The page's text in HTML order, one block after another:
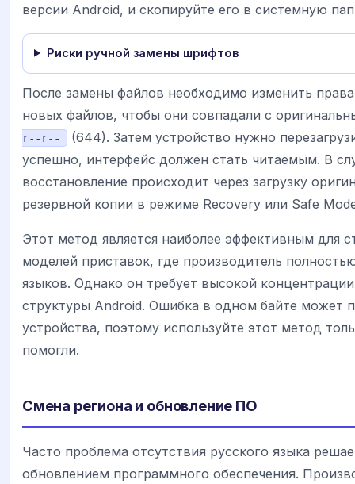
версии Android, и скопируйте его в системную
Риски ручной замены шрифтов
После замены файлов необходимо изменить
новых файлов, чтобы они совпадали с
r--r--
(644). Затем устройство нужно
успешно, интерфейс должен стать читаемым. В
восстановление происходит через загрузку
резервной копии в режиме Recovery или Safe
Этот метод является наиболее эффективным для
моделей приставок, где производитель
языков. Однако он требует высокой
структуры Android. Ошибка в одном байте может
устройства, поэтому используйте этот метод
помогли.
Смена региона и обновление ПО
Часто проблема отсутствия русского языка
обновлением программного обеспечения.